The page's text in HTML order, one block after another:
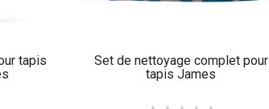
tapis
Set de nettoyage complet pour
tapis James